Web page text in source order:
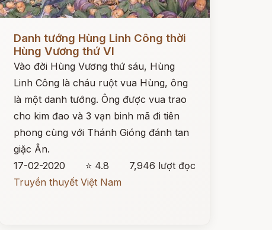
Danh tướng Hùng Linh Công thời
Hùng Vương thứ VI
Vào đời Hùng Vương thứ sáu, Hùng
Linh Công là cháu ruột vua Hùng, ông
là một danh tướng. Ông được vua trao
cho kim đao và 3 vạn binh mã đi tiên
phong cùng với Thánh Gióng đánh tan
giặc Ân.
17-02-2020
⭐ 4.8
7,946 lượt đọc
Truyền thuyết Việt Nam